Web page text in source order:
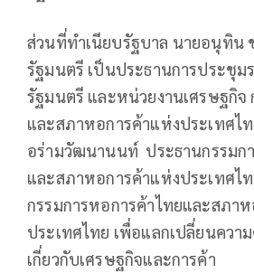
ส่วนที่ทำเนียบรัฐบาล นายอนุทิน
รัฐมนตรี เป็นประธานการประชุม
รัฐมนตรี และหน่วยงานเศรษฐกิจ
และสภาหอการค้าแห่งประเทศไ
อร่ามวัฒนานนท์ ประธานกรรมก
และสภาหอการค้าแห่งประเทศไ
กรรมการหอการค้าไทยและสภา
ประเทศไทย เพื่อแลกเปลี่ยนควา
เกี่ยวกับเศรษฐกิจและการค้า